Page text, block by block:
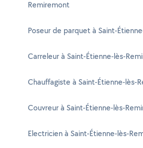
Remiremont
Poseur de parquet à Saint-
Carreleur à Saint-Étienne-lès-
Chauffagiste à Saint-Étienne-lès-
Couvreur à Saint-Étienne-lès-
Electricien à Saint-Étienne-lès-